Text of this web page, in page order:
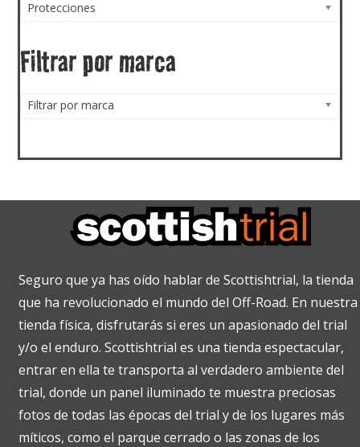
Protecciones
Filtrar por marca
Filtrar por marca
Seguro que ya has oído hablar de Scottishtrial, la tienda
que ha revolucionado el mundo del Off-Road. En nuestra
tienda física, disfrutarás si eres un apasionado del trial
y/o el enduro. Scottishtrial es una tienda espectacular,
entrar en ella te transporta al verdadero ambiente del
trial, donde un panel iluminado te muestra preciosas
fotos de todas las épocas del trial y de los lugares más
míticos, como el parque cerrado o las zonas de los